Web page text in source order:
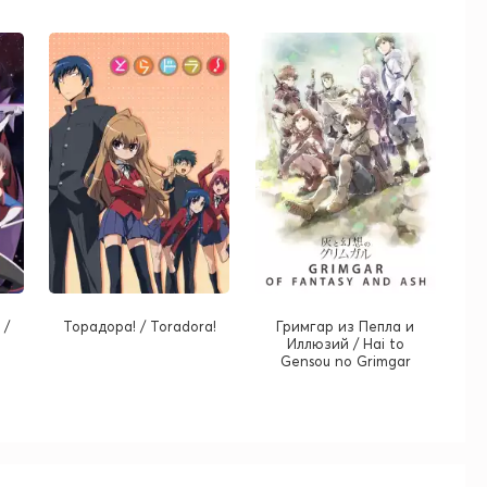
/ Торадора! / Toradora!
Гримгар из Пепла и
Иллюзий / Hai to
Gensou no Grimgar